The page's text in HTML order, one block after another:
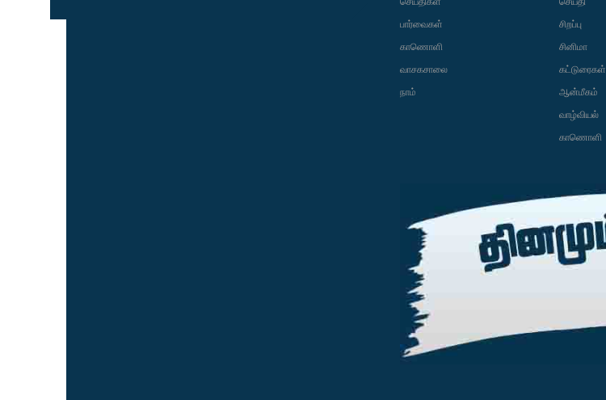
பார்வைகள்
காணொளி
வாசகசாலை
நாம்
சிறப்பு
சினிமா
கட்டுரைகள்
ஆன்மீகம்
வாழ்வியல்
காணொளி